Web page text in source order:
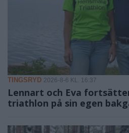
TINGSRYD 2026-8-6 KL. 16:37
Lennart och Eva
triathlon på sin egen